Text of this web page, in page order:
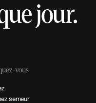
jour.
vous
z
ezsemeur